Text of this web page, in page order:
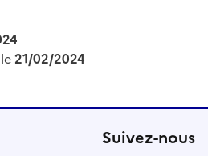
21/02/2024
Suivez-nous